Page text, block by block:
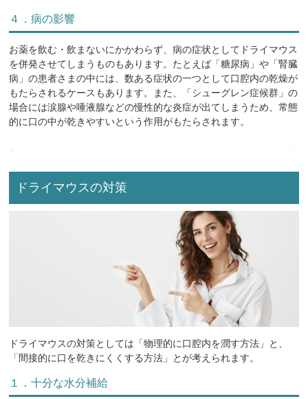
４．病の影響
お薬を飲む・飲まないにかかわらず、病の症状としてドライマウス
を併発させてしまうものもあります。たとえば「糖尿病」や「腎臓
病」の患者さまの中には、数ある症状の一つとして口腔内の乾燥が
もたらされるケースもあります。また、「シューグレン症候群」の
場合には涙腺や唾液腺などの慢性的な炎症が出てしまうため、常態
的に口の中が乾きやすいという作用がもたらされます。
ドライマウスの対策
ドライマウスの対策としては「物理的に口腔内を潤す方法」と、
「間接的に口を乾きにくくする方法」とが考えられます。
１．十分な水分補給